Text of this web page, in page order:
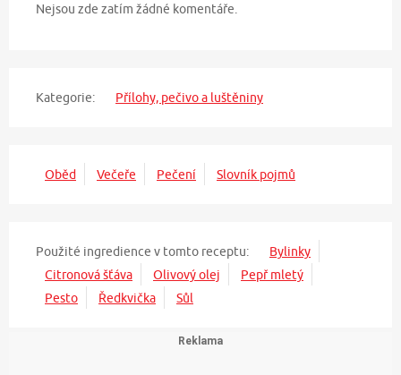
Nejsou zde zatím žádné komentáře.
Kategorie: Přílohy, pečivo a luštěniny
Oběd Večeře Pečení Slovník pojmů
Použité ingredience v tomto receptu:
Bylinky
Citronová šťáva
Olivový olej
Pepř mletý
Pesto
Ředkvička Sůl